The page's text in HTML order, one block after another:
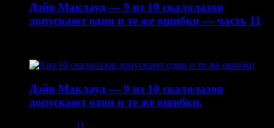
Дэйв Маклауд — 9 из 10 скалолазов
допускают одни и те же ошибки — часть 11
Дэйв Маклауд — 9 из 10 скалолазов
допускают одни и те же ошибки.
11